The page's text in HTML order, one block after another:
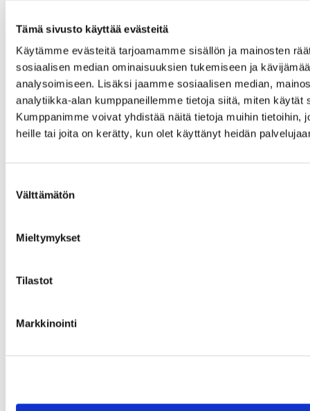
Tämä sivusto käyttää evästeitä
Käytämme evästeitä tarjoamamme sisällön ja mainosten
sosiaalisen median ominaisuuksien tukemiseen ja
analysoimiseen. Lisäksi jaamme sosiaalisen median,
analytiikka-alan kumppaneillemme tietoja siitä, miten käytät
Kumppanimme voivat yhdistää näitä tietoja muihin tietoihin,
heille tai joita on kerätty, kun olet käyttänyt heidän
valinta
Välttämätön
Mieltymykset
Tilastot
Markkinointi